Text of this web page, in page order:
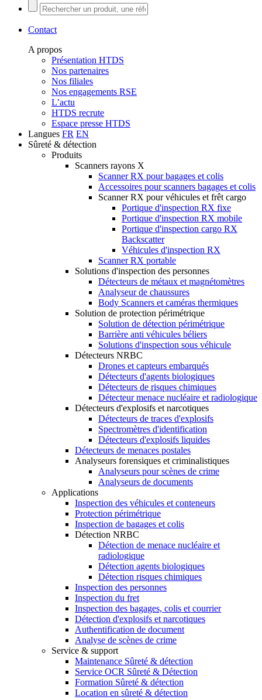
Contact
A propos
Présentation HTDS
Nos partenaires
Nos filiales
Nos engagements RSE
L’actu
HTDS recrute
Espace presse HTDS
Langues FR EN
Sûreté & détection
Produits
Scanners rayons X
Scanner RX pour bagages et colis
Accessoires pour scanners bagages et colis
Scanner RX pour véhicules et frêt cargo
Portique d'inspection RX fixe
Portique d'inspection RX mobile
Portique d'inspection cargo RX
Backscatter
Véhicules d'inspection RX
Scanner RX portable
Solutions d'inspection des personnes
Détecteurs de métaux et magnétomètres
Analyseur de chaussures
Body Scanners et caméras thermiques
Solution de protection périmétrique
Solution de détection périmétrique
Barrière anti véhicules béliers
Solutions d'inspection sous véhicule
Détecteurs NRBC
Drones et capteurs embarqués
Détecteurs d'agents biologiques
Détecteurs de risques chimiques
Détecteur menace nucléaire et radiologique
Détecteurs d'explosifs et narcotiques
Détecteurs de traces d'explosifs
Spectromètres d'identification
Détecteurs d'explosifs liquides
Détecteurs de menaces postales
Analyseurs forensiques et criminalistiques
Analyseurs pour scènes de crime
Analyseurs de documents
Applications
Inspection des véhicules et conteneurs
Protection périmétrique
Inspection de bagages et colis
Détection NRBC
Détection de menace nucléaire et
radiologique
Détection agents biologiques
Détection risques chimiques
Inspection des personnes
Inspection du fret
Inspection des bagages, colis et courrier
Détection d'explosifs et narcotiques
Authentification de document
Analyse de scènes de crime
Service & support
Maintenance Sûreté & détection
Service OCR Sûreté & Détection
Formation Sûreté & détection
Location en sûreté & détection